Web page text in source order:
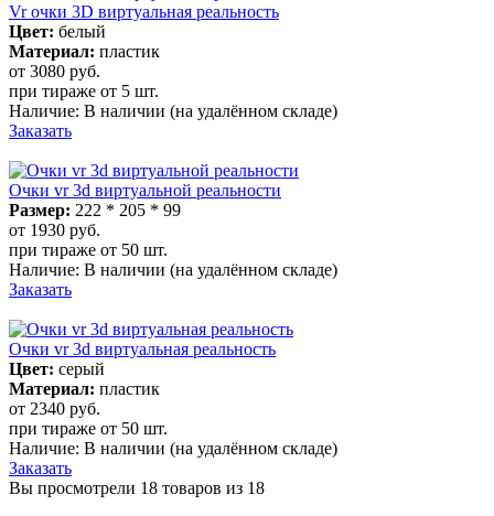
Vr очки 3D виртуальная реальность
Цвет: белый
Материал: пластик
от 3080 руб.
при тираже от 5 шт.
Наличие: В наличии (на удалённом складе)
Заказать
Очки vr 3d виртуальной реальности
Размер: 222 * 205 * 99
от 1930 руб.
при тираже от 50 шт.
Наличие: В наличии (на удалённом складе)
Заказать
Очки vr 3d виртуальная реальность
Цвет: серый
Материал: пластик
от 2340 руб.
при тираже от 50 шт.
Наличие: В наличии (на удалённом складе)
Заказать
Вы просмотрели 18 товаров из 18